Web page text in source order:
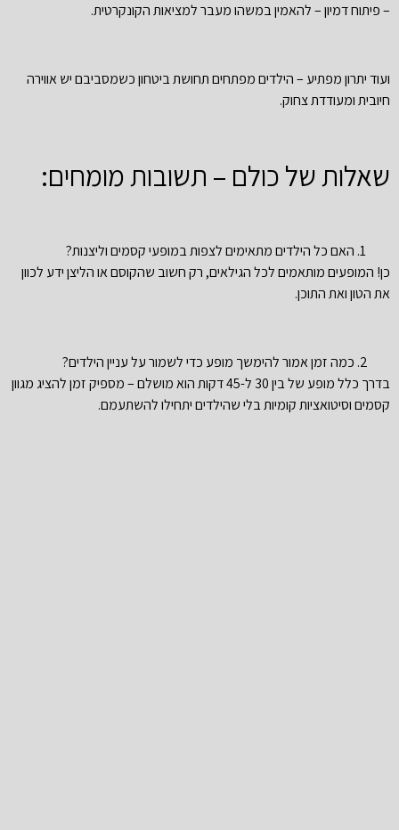
– פיתוח דמיון – להאמין במשהו מעבר למציאות הקונקרטית.
ועוד יתרון מפתיע – הילדים מפתחים תחושת ביטחון כשמסביבם יש אווירה
חיובית ומעודדת צחוק.
שאלות של כולם – תשובות מומחים:
האם כל הילדים מתאימים לצפות במופעי קסמים וליצנות?
כן! המופעים מותאמים לכל הגילאים, רק חשוב שהקוסם או הליצן ידע לכוון
את הטון ואת התוכן.
כמה זמן אמור להימשך מופע כדי לשמור על עניין הילדים?
בדרך כלל מופע של בין 30 ל-45 דקות הוא מושלם – מספיק זמן להציג מגוון
קסמים וסיטואציות קומיות בלי שהילדים יתחילו להשתעמם.